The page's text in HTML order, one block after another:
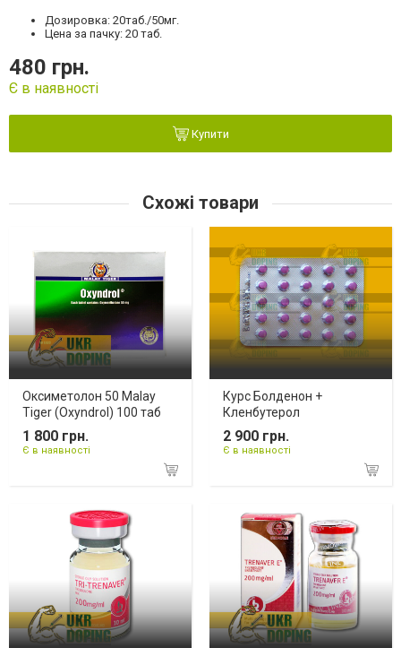
Дозировка: 20таб./50мг.
Цена за пачку: 20 таб.
480 грн.
Є в наявності
Купити
Схожі товари
Оксиметолон 50 Malay
Tiger (Oxyndrol) 100 таб
1 800 грн.
Є в наявності
Курс Болденон +
Кленбутерол
2 900 грн.
Є в наявності